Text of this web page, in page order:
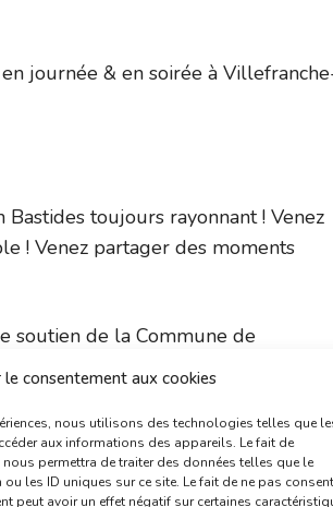
le consentement aux cookies
nous utilisons des technologies telles que
aux informations des appareils. Le fait de
permettra de traiter des données telles que le
les ID uniques sur ce site. Le fait de ne pas
peut avoir un effet négatif sur certaines
journée & en soirée à
toujours rayonnant ! Venez
! Venez partager des moments
soutien de la Commune de
:https://espaces-